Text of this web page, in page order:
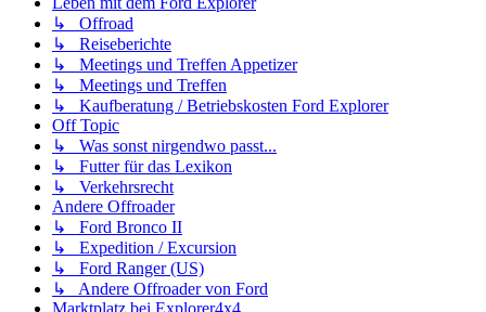
↳ Offroad
↳ Reiseberichte
↳ Meetings und Treffen Appetizer
↳ Meetings und Treffen
↳ Kaufberatung / Betriebskosten Ford Explorer
Off Topic
↳ Was sonst nirgendwo passt...
↳ Futter für das Lexikon
↳ Verkehrsrecht
Andere Offroader
↳ Ford Bronco II
↳ Expedition / Excursion
↳ Ford Ranger (US)
↳ Andere Offroader von Ford